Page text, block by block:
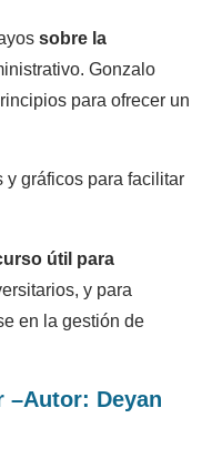
sobre la
Gonzalo
para ofrecer un
y gráficos para facilitar
útil para
y para
en la gestión de
–Autor: Deyan